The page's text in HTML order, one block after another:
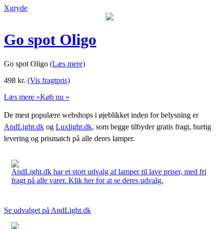
Xgryde
Go spot Oligo
Go spot Oligo (Læs mere)
498 kr. (Vis fragtpris)
Læs mere »Køb nu »
De mest populære webshops i øjeblikket inden for belysning er
AndLight.dk og Luxlight.dk, som begge tilbyder gratis fragt, hurtig
levering og prismatch på alle deres lamper.
AndLight.dk har et stort udvalg af lamper til lave priser, med fri
fragt på alle varer. Klik her for at se deres udvalg.
Se udvalget på AndLight.dk